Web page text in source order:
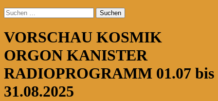
Suchen
nach:
VORSCHAU KOSMIK
ORGON KANISTER
RADIOPROGRAMM 01.07 bis
31.08.2025